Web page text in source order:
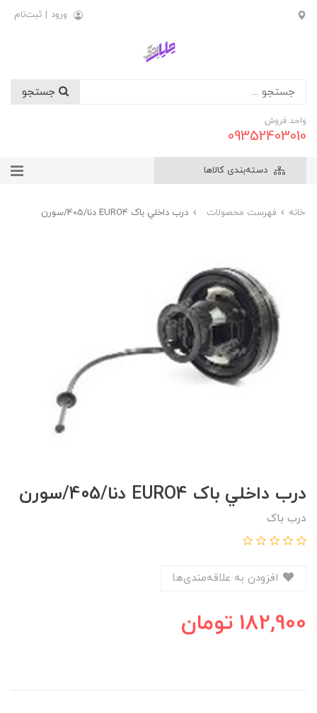
ورود | ثبت‌نام
واحد فروش
09352403010
دسته‌بندی کالاها
خانه فهرست محصولات درب داخلي باک EURO4 دنا/405/سورن
درب داخلي باک EURO4 دنا/405/سورن
درب باک
182,900 تومان